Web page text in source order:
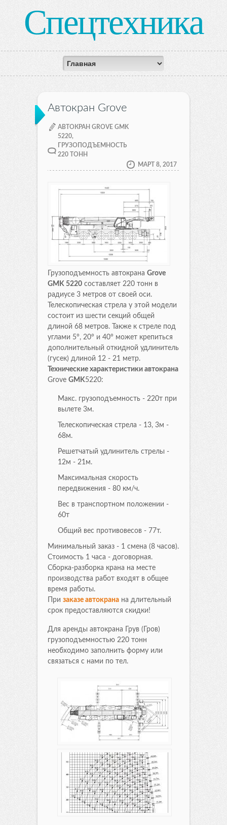
Спецтехника
Автокран Grove
АВТОКРАН GROVE GMK
5220,
ГРУЗОПОДЪЕМНОСТЬ
220 ТОНН
МАРТ 8, 2017
Грузоподъемность автокрана Grove
GMK 5220 составляет 220 тонн в
радиусе 3 метров от своей оси.
Телескопическая стрела у этой модели
состоит из шести секций общей
длиной 68 метров. Также к стреле под
углами 5°, 20° и 40° может крепиться
дополнительный откидной удлинитель
(гусек) длиной 12 - 21 метр.
Технические характеристики автокрана
Grove GMK5220:
Макс. грузоподъемность - 220т при
вылете 3м.
Телескопическая стрела - 13, 3м -
68м.
Решетчатый удлинитель стрелы -
12м - 21м.
Максимальная скорость
передвижения - 80 км/ч.
Вес в транспортном положении -
60т
Общий вес противовесов - 77т.
Минимальный заказ - 1 смена (8 часов).
Стоимость 1 часа - договорная.
Сборка-разборка крана на месте
производства работ входят в общее
время работы.
При заказе автокрана на длительный
срок предоставляются скидки!
Для аренды автокрана Грув (Гров)
грузоподъемностью 220 тонн
необходимо заполнить форму или
связаться с нами по тел.